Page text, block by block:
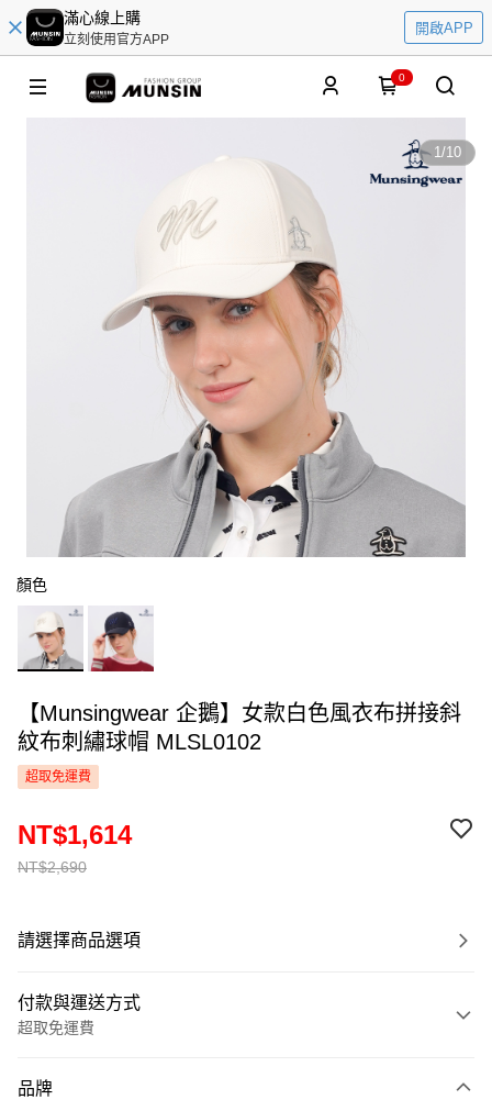
滿心線上購
立刻使用官方APP
開啟APP
0
1/10
顏色
【Munsingwear 企鵝】女款白色風衣布拼接斜
紋布刺繡球帽 MLSL0102
超取免運費
NT$2,690
NT$1,614
請選擇商品選項
付款與運送方式
超取免運費
信用卡一次付款
品牌